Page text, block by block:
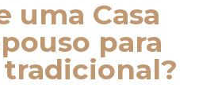
uma Casa
para
tradicional?